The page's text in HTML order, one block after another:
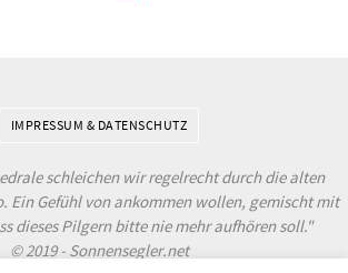
IMPRESSUM & DATENSCHUTZ
schleichen wir regelrecht durch die alten
Ein Gefühl von ankommen wollen, gemischt mit
dieses Pilgern bitte nie mehr aufhören soll."
© 2019 - Sonnensegler.net